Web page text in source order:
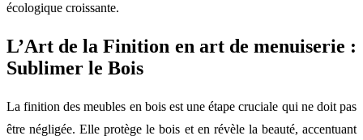
écologique croissante.
L’Art de la Finition en art de menuiserie :
Sublimer le Bois
La finition des meubles en bois est une étape cruciale qui ne doit pas
être négligée. Elle protège le bois et en révèle la beauté, accentuant